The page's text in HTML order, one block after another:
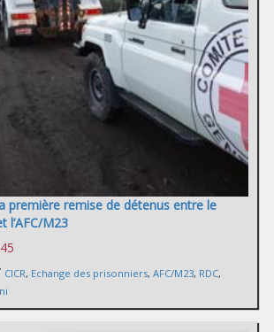
première remise de détenus entre le
l’AFC/M23
CICR, Echange des prisonniers, AFC/M23, RDC,